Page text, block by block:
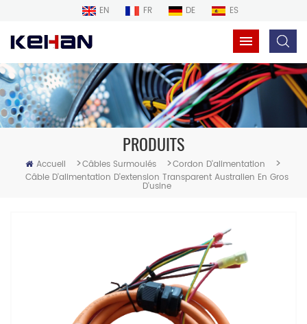
EN FR DE ES
PRODUITS
Accueil >Câbles Surmoulés >Cordon D'alimentation >
Câble D'alimentation D'extension Transparent Australien En Gros
D'usine